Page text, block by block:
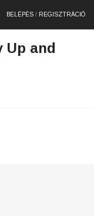
BELÉPÉS / REGISZTRÁCIÓ
and